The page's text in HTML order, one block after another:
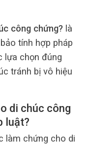
công chứng? là
tính hợp pháp
lựa chọn đúng
tránh bị vô hiệu
di chúc công
luật?
làm chứng cho di